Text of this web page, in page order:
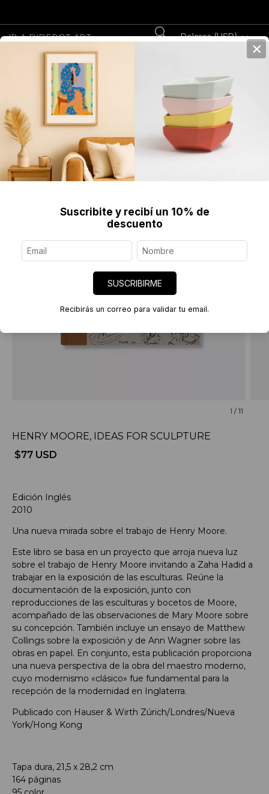
IR A DIDEROT.ART Dolares (USD)
Libros > Henry Moore, Ideas for Sculpture
1 /11
HENRY MOORE, IDEAS FOR SCULPTURE
$77 USD
Edición Inglés
2010
Una nueva mirada sobre el trabajo de Henry Moore.
Este libro se basa en un proyecto que arroja nueva luz
sobre el trabajo de Henry Moore invitando a Zaha Hadid a
trabajar en la exposición de las esculturas. Reúne la
documentación de la exposición, junto con
reproducciones de las esculturas y bocetos de Moore,
acompañado de las observaciones de Mary Moore sobre
su concepción. También incluye un ensayo de Matthew
Collings sobre la exposición y de Ann Wagner sobre las
obras en papel. En conjunto, esta publicación proporciona
una nueva perspectiva de la obra del maestro moderno,
cuyo modernismo «clásico» fue fundamental para la
recepción de la modernidad en Inglaterra.
Publicado con Hauser & Wirth Zúrich/Londres/Nueva
York/Hong Kong
Tapa dura, 21,5 x 28,2 cm
164 páginas
×
Suscribite y recibí un 10% de
descuento
SUSCRIBIRME
Recibirás un correo para validar tu email.